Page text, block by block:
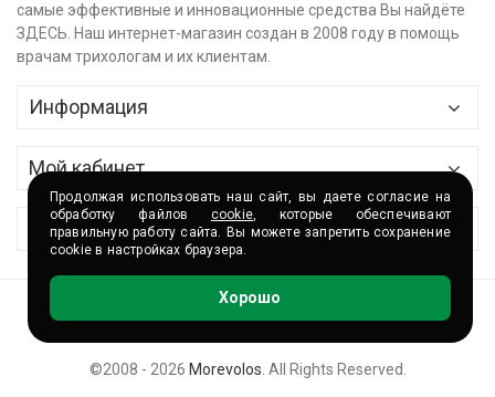
самые эффективные и инновационные средства Вы найдёте
ЗДЕСЬ. Наш интернет-магазин создан в 2008 году в помощь
врачам трихологам и их клиентам.
Информация
О магазине
Доставка и оплата
Партнёры и сотрудничество
Контакты
Мой кабинет
Контактные данные
История заказов
Сервис
Сертификаты
Волшебные акции
Накопительная программа
©2008 - 2026 Morevolos. All Rights Reserved.
Продолжая использовать наш сайт, вы даете согласие на
обработку файлов cookie, которые обеспечивают
правильную работу сайта. Вы можете запретить сохранение
cookie в настройках браузера.
Хорошо